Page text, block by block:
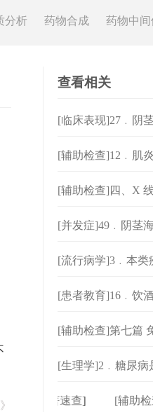
分析 药物合成 药物中间
查看相关
[临床表现]27﹒阴
[辅助检查]12﹒肌
[辅助检查]四、X
[并发症]49﹒阴茎
[流行病学]3﹒本类
[患者教育]16﹒饮
[辅助检查]第七篇
[生理学]2﹒糖尿病
专著速查] [辅助